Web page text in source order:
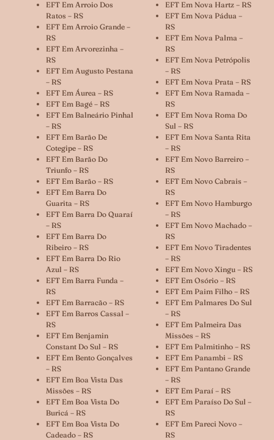
EFT Em Arroio Dos
Ratos – RS
EFT Em Arroio Grande –
RS
EFT Em Arvorezinha –
RS
EFT Em Augusto Pestana
– RS
EFT Em Áurea – RS
EFT Em Bagé – RS
EFT Em Balneário Pinhal
– RS
EFT Em Barão De
Cotegipe – RS
EFT Em Barão Do
Triunfo – RS
EFT Em Barão – RS
EFT Em Barra Do
Guarita – RS
EFT Em Barra Do Quaraí
– RS
EFT Em Barra Do
Ribeiro – RS
EFT Em Barra Do Rio
Azul – RS
EFT Em Barra Funda –
RS
EFT Em Barracão – RS
EFT Em Barros Cassal –
RS
EFT Em Benjamin
Constant Do Sul – RS
EFT Em Bento Gonçalves
– RS
EFT Em Boa Vista Das
Missões – RS
EFT Em Boa Vista Do
Buricá – RS
EFT Em Boa Vista Do
Cadeado – RS
EFT Em Nova Hartz – RS
EFT Em Nova Pádua –
RS
EFT Em Nova Palma –
RS
EFT Em Nova Petrópolis
– RS
EFT Em Nova Prata – RS
EFT Em Nova Ramada –
RS
EFT Em Nova Roma Do
Sul – RS
EFT Em Nova Santa Rita
– RS
EFT Em Novo Barreiro –
RS
EFT Em Novo Cabrais –
RS
EFT Em Novo Hamburgo
– RS
EFT Em Novo Machado –
RS
EFT Em Novo Tiradentes
– RS
EFT Em Novo Xingu – RS
EFT Em Osório – RS
EFT Em Paim Filho – RS
EFT Em Palmares Do Sul
– RS
EFT Em Palmeira Das
Missões – RS
EFT Em Palmitinho – RS
EFT Em Panambi – RS
EFT Em Pantano Grande
– RS
EFT Em Paraí – RS
EFT Em Paraíso Do Sul –
RS
EFT Em Pareci Novo –
RS